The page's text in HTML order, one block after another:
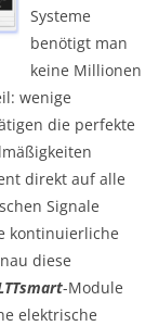
Systeme
benötigt man
keine Millionen
wenige
die perfekte
direkt auf alle
Signale
kontinuierliche
diese
-Module
elektrische